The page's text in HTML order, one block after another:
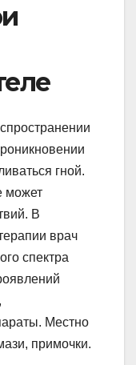
гной.
может
В
врач
спектра
Местно
примочки.